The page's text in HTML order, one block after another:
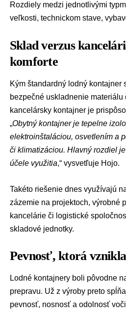
Rozdiely medzi jednotlivými
veľkosti, technickom stave,
Sklad verzus
komforte
Kým štandardný lodný kontajner
bezpečné uskladnenie materiálu
kancelársky kontajner je
„Obytný kontajner je tepelne
elektroinštaláciou, osvetlením a
či klimatizáciou. Hlavný rozdiel
účele využitia,“ vysvetľuje Hojo.
Takéto riešenie dnes využívajú
zázemie na projektoch, výrobné
kancelárie či logistické
skladové jednotky.
Pevnosť, ktorá
Lodné kontajnery boli pôvodne
prepravu. Už z výroby preto
pevnosť, nosnosť a odolnosť